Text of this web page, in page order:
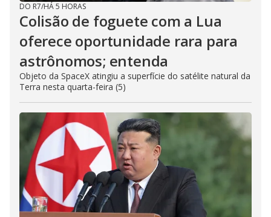
DO R7/HÁ 5 HORAS
Colisão de foguete com a Lua
oferece oportunidade rara para
astrônomos; entenda
Objeto da SpaceX atingiu a superfície do satélite natural da
Terra nesta quarta-feira (5)